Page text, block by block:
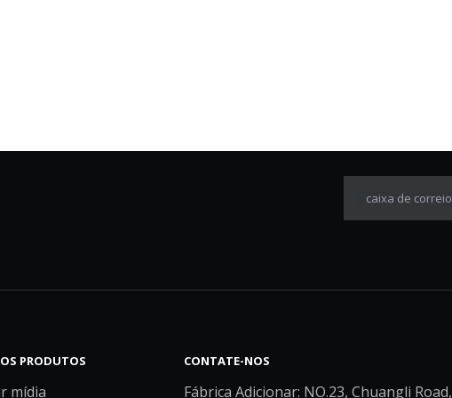
caixa de correio
PRODUTOS
mídia
CONTATE-NOS
Fábrica Adicionar: NO.23, Chuangli Road,